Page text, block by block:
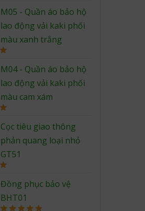
M05 - Quần áo bảo hộ
lao động vải kaki phối
màu xanh trắng
M04 - Quần áo bảo hộ
lao động vải kaki phối
màu cam xám
Cọc tiêu giao thông
phản quang loại nhỏ
GT51
Đồng phục bảo vệ
BHT01